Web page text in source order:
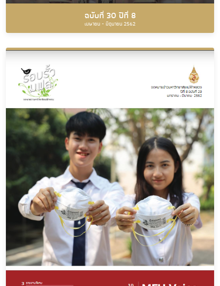
ฉบับที่ 30 ปีที่ 8
เมษายน - มิถุนายน 2562